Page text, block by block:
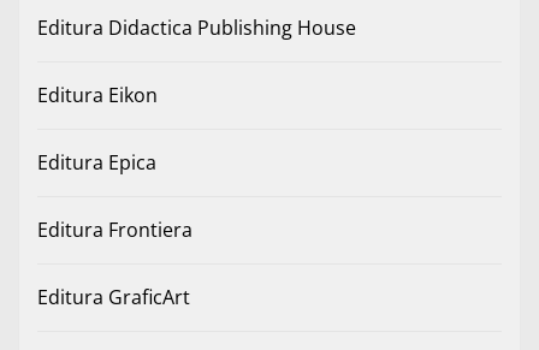
Editura Didactica Publishing House
Editura Eikon
Editura Epica
Editura Frontiera
Editura GraficArt